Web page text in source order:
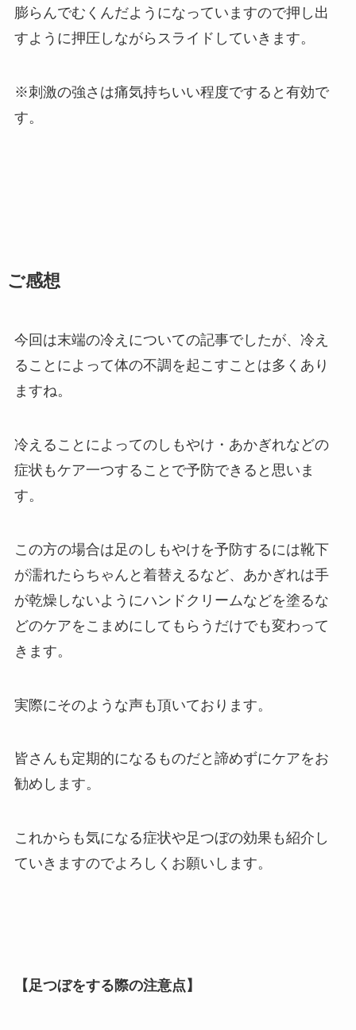
膨らんでむくんだようになっていますので押し出
すように押圧しながらスライドしていきます。
※刺激の強さは痛気持ちいい程度ですると有効で
す。
ご感想
今回は末端の冷えについての記事でしたが、冷え
ることによって体の不調を起こすことは多くあり
ますね。
冷えることによってのしもやけ・あかぎれなどの
症状もケア一つすることで予防できると思いま
す。
この方の場合は足のしもやけを予防するには靴下
が濡れたらちゃんと着替えるなど、あかぎれは手
が乾燥しないようにハンドクリームなどを塗るな
どのケアをこまめにしてもらうだけでも変わって
きます。
実際にそのような声も頂いております。
皆さんも定期的になるものだと諦めずにケアをお
勧めします。
これからも気になる症状や足つぼの効果も紹介し
ていきますのでよろしくお願いします。
【足つぼをする際の注意点】